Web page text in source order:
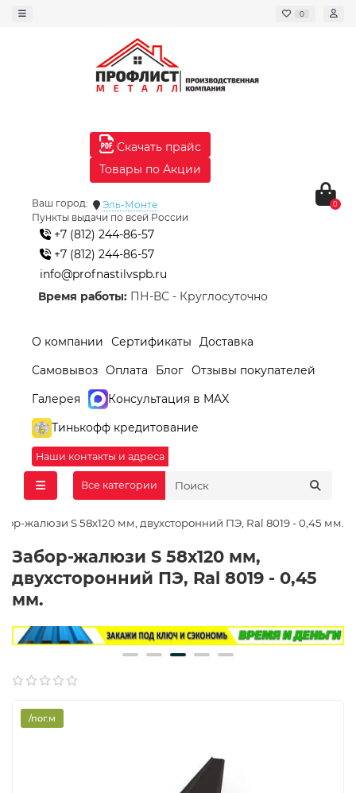
0
Скачать прайс
Товары по Акции
Ваш город:
Эль-Монте
Пункты выдачи по всей России
+7 (812) 244-86-57
+7 (812) 244-86-57
info@profnastilvspb.ru
Время работы: ПН-ВС - Круглосуточно
0
О компании Сертификаты
Доставка
Самовывоз Оплата Блог Отзывы покупателей
Галерея
Консультация в MAX
Тинькофф кредитование
Наши контакты и адреса
Все категории
жалюзи S 58х120 мм, двухсторонний ПЭ, Ral 8019 - 0,45 мм.
Забор-жалюзи S 58х120 мм,
двухсторонний ПЭ, Ral 8019 - 0,45
мм.
/пог.м